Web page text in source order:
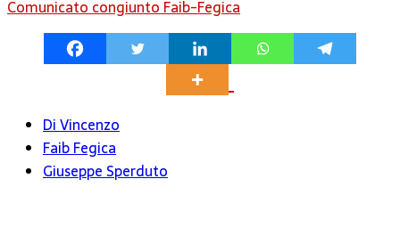
Comunicato congiunto Faib-Fegica
Di Vincenzo
Faib Fegica
Giuseppe Sperduto